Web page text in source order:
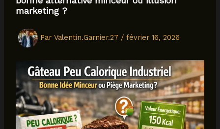
marketing ?
Par Valentin.Garnier.27 / février 16, 2026